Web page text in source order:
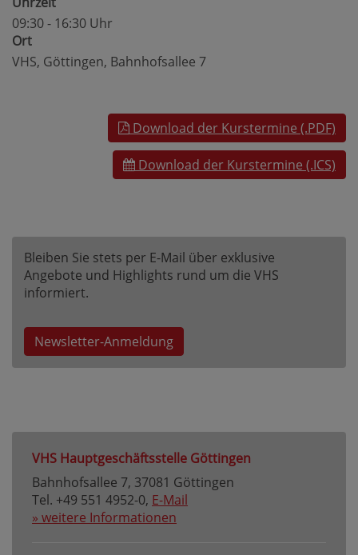
09:30 - 16:30 Uhr
Ort
VHS, Göttingen, Bahnhofsallee 7
Download der Kurstermine (.PDF)
Download der Kurstermine (.ICS)
Bleiben Sie stets per E-Mail über exklusive
Angebote und Highlights rund um die VHS
informiert.
Newsletter-Anmeldung
VHS Hauptgeschäftsstelle Göttingen
Bahnhofsallee 7, 37081 Göttingen
Tel. +49 551 4952-0, E-Mail
» weitere Informationen